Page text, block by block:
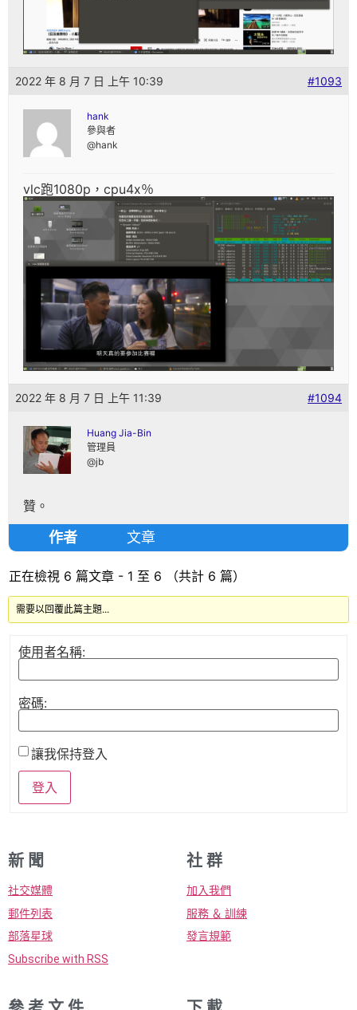
2022 年 8 月 7 日 上午 10:39 #1093
hank
參與者
@hank
vlc跑1080p，cpu4x％
2022 年 8 月 7 日 上午 11:39 #1094
Huang Jia-Bin
管理員
@jb
贊。
作者 文章
正在檢視 6 篇文章 - 1 至 6 （共計 6 篇）
需要以回覆此篇主題...
使用者名稱:
密碼:
讓我保持登入
登入
新 聞
社交媒體
郵件列表
部落星球
Subscribe with RSS
社 群
加入我們
服務 ＆ 訓練
發言規範